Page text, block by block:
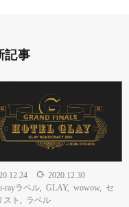
記事
2020.12.30
rayラベル
GLAY, wowow, セ
スト
ラベル